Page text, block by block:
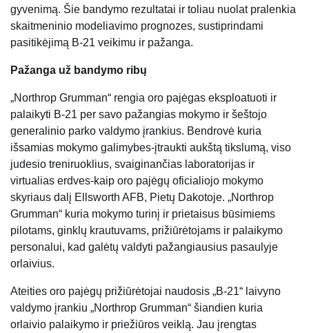
gyvenimą. Šie bandymo rezultatai ir toliau nuolat pralenkia
skaitmeninio modeliavimo prognozes, sustiprindami
pasitikėjimą B-21 veikimu ir pažanga.
Pažanga už bandymo ribų
„Northrop Grumman“ rengia oro pajėgas eksploatuoti ir
palaikyti B-21 per savo pažangias mokymo ir šeštojo
generalinio parko valdymo įrankius. Bendrovė kuria
išsamias mokymo galimybes-įtraukti aukštą tikslumą, viso
judesio treniruoklius, svaiginančias laboratorijas ir
virtualias erdves-kaip oro pajėgų oficialiojo mokymo
skyriaus dalį Ellsworth AFB, Pietų Dakotoje. „Northrop
Grumman“ kuria mokymo turinį ir prietaisus būsimiems
pilotams, ginklų krautuvams, prižiūrėtojams ir palaikymo
personalui, kad galėtų valdyti pažangiausius pasaulyje
orlaivius.
Ateities oro pajėgų prižiūrėtojai naudosis „B-21“ laivyno
valdymo įrankiu „Northrop Grumman“ šiandien kuria
orlaivio palaikymo ir priežiūros veiklą. Jau įrengtas